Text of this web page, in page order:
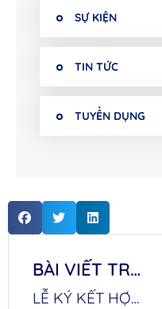
SỰ KIỆN
TIN TỨC
TUYỂN DỤNG
BÀI VIẾT TRƯỚC
LỄ KÝ KẾT HỢP TÁC VÀ RA MẮT CƠ SỞ ĐÀO TẠO GIỮA HOÀNG MINH & TRƯỜNG CAO ĐẲNG CÔNG NGHỆ TP.HCM